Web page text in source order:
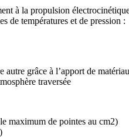
à la propulsion
de températures et de pression :
grâce à l’apport de
traversée
maximum de pointes au cm2)